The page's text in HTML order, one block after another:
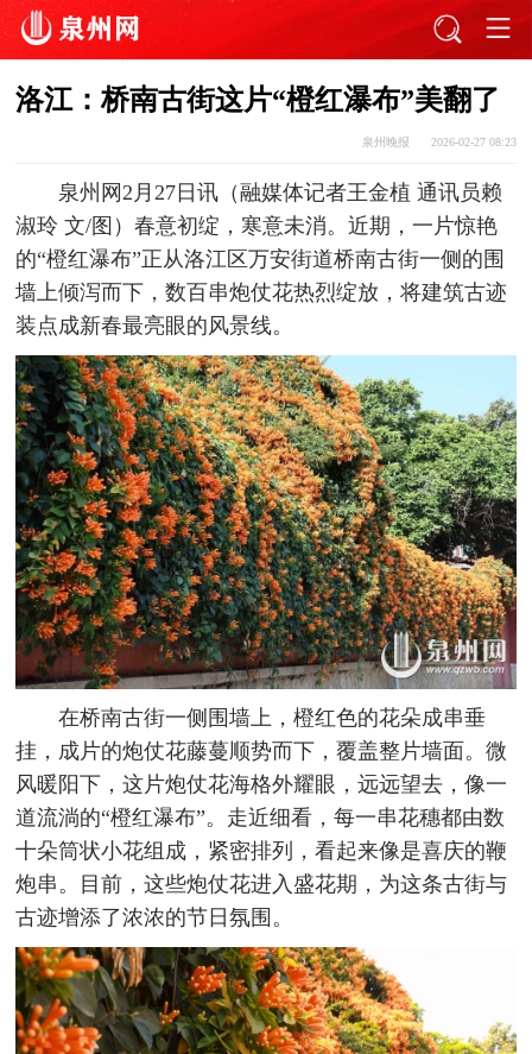
洛江：桥南古街这片“橙红瀑布”美翻了
泉州晚报 2026-02-27 08:23
泉州网2月27日讯（融媒体记者王金植 通讯员赖
淑玲 文/图）春意初绽，寒意未消。近期，一片惊艳
的“橙红瀑布”正从洛江区万安街道桥南古街一侧的围
墙上倾泻而下，数百串炮仗花热烈绽放，将建筑古迹
装点成新春最亮眼的风景线。
在桥南古街一侧围墙上，橙红色的花朵成串垂
挂，成片的炮仗花藤蔓顺势而下，覆盖整片墙面。微
风暖阳下，这片炮仗花海格外耀眼，远远望去，像一
道流淌的“橙红瀑布”。走近细看，每一串花穗都由数
十朵筒状小花组成，紧密排列，看起来像是喜庆的鞭
炮串。目前，这些炮仗花进入盛花期，为这条古街与
古迹增添了浓浓的节日氛围。